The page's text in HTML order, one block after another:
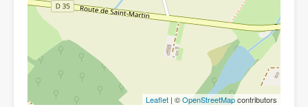
Leaflet | ©OpenStreetMapcontributors